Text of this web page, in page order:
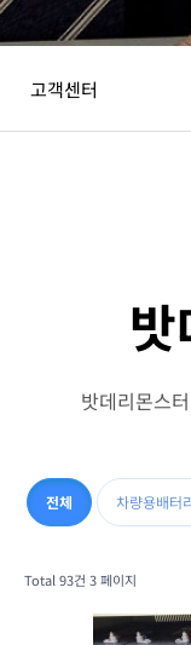
고객센터
밧데리몬스
전체 차량용배터
Total 93건 3 페이지